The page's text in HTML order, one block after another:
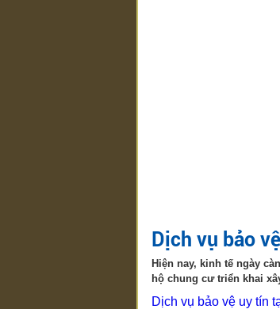
Dịch vụ bảo
Hiện nay, kinh tế ngày
hộ chung cư triển khai
Dịch vụ bảo vệ uy tín